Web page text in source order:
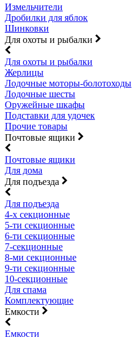
Измельчители
Дробилки для яблок
Шинковки
Для охоты и рыбалки
Для охоты и рыбалки
Жерлицы
Лодочные моторы-болотоходы
Лодочные шесты
Оружейные шкафы
Подставки для удочек
Прочие товары
Почтовые ящики
Почтовые ящики
Для дома
Для подъезда
Для подъезда
4-х секционные
5-ти секционные
6-ти секционные
7-секционные
8-ми секционные
9-ти секционные
10-секционные
Для спама
Комплектующие
Емкости
Емкости